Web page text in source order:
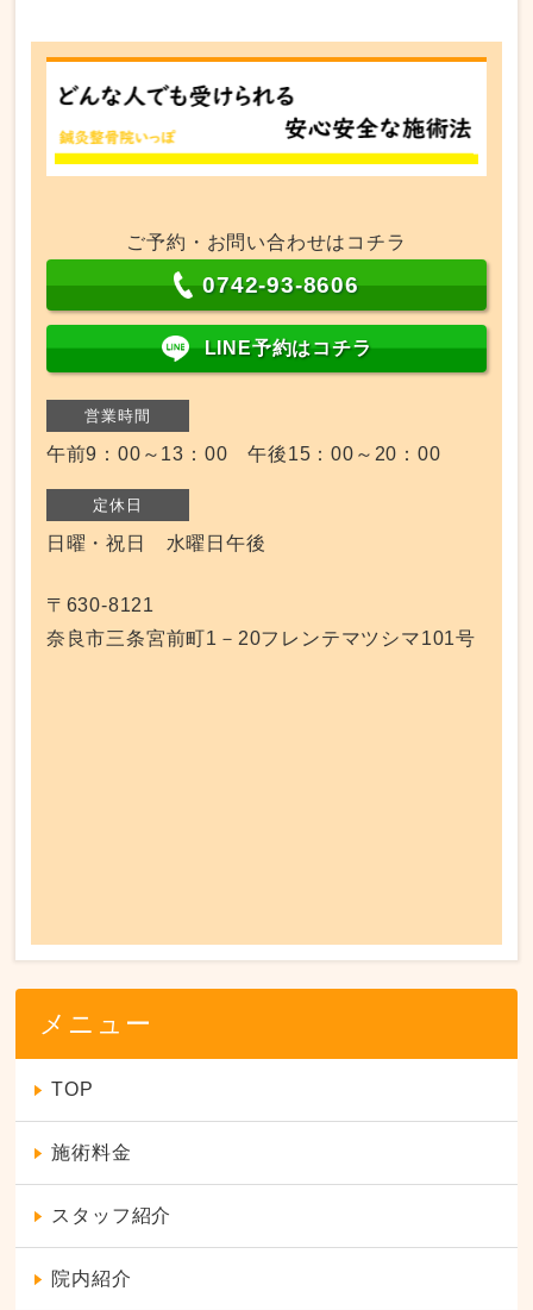
ご予約・お問い合わせはコチラ
0742-93-8606
LINE予約はコチラ
営業時間
午前9：00～13：00 午後15：00～20：00
定休日
日曜・祝日 水曜日午後
〒630-8121
奈良市三条宮前町1－20フレンテマツシマ101号
メニュー
TOP
施術料金
スタッフ紹介
院内紹介